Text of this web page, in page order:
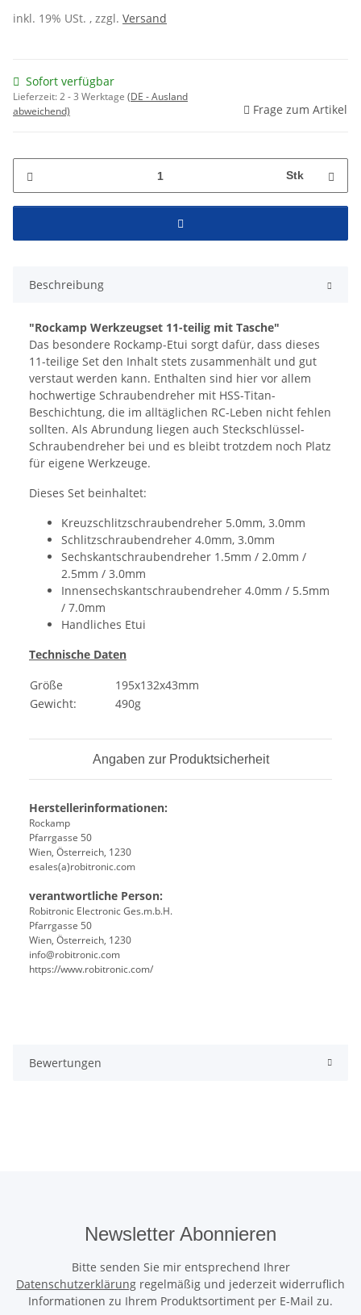
inkl. 19% USt. , zzgl. Versand
Sofort verfügbar
Lieferzeit:2 - 3 Werktage (DE - Ausland
abweichend)
Frage zum Artikel
Stk
Beschreibung
"Rockamp Werkzeugset 11-teilig mit Tasche"
Das besondere Rockamp-Etui sorgt dafür, dass dieses
11-teilige Set den Inhalt stets zusammenhält und gut
verstaut werden kann. Enthalten sind hier vor allem
hochwertige Schraubendreher mit HSS-Titan-
Beschichtung, die im alltäglichen RC-Leben nicht fehlen
sollten. Als Abrundung liegen auch Steckschlüssel-
Schraubendreher bei und es bleibt trotzdem noch Platz
für eigene Werkzeuge.
Dieses Set beinhaltet:
Kreuzschlitzschraubendreher 5.0mm, 3.0mm
Schlitzschraubendreher 4.0mm, 3.0mm
Sechskantschraubendreher 1.5mm / 2.0mm /
2.5mm / 3.0mm
Innensechskantschraubendreher 4.0mm / 5.5mm
/ 7.0mm
Handliches Etui
Technische Daten
Größe
195x132x43mm
Gewicht:
490g
Angaben zur Produktsicherheit
Herstellerinformationen:
Rockamp
Pfarrgasse 50
Wien, Österreich, 1230
esales(a)robitronic.com
verantwortliche Person:
Robitronic Electronic Ges.m.b.H.
Pfarrgasse 50
Wien, Österreich, 1230
info@robitronic.com
https://www.robitronic.com/
Bewertungen
Newsletter Abonnieren
Bitte senden Sie mir entsprechend Ihrer
Datenschutzerklärung regelmäßig und jederzeit widerruflich
Informationen zu Ihrem Produktsortiment per E-Mail zu.